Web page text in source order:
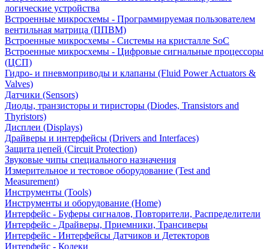
логические устройства
Встроенные микросхемы - Программируемая пользователем
вентильная матрица (ППВМ)
Встроенные микросхемы - Системы на кристалле SoC
Встроенные микросхемы - Цифровые сигнальные процессоры
(ЦСП)
Гидро- и пневмоприводы и клапаны (Fluid Power Actuators &
Valves)
Датчики (Sensors)
Диоды, транзисторы и тиристоры (Diodes, Transistors and
Thyristors)
Дисплеи (Displays)
Драйверы и интерфейсы (Drivers and Interfaces)
Защита цепей (Circuit Protection)
Звуковые чипы специального назначения
Измерительное и тестовое оборудование (Test and
Measurement)
Инструменты (Tools)
Инструменты и оборудование (Home)
Интерфейс - Буферы сигналов, Повторители, Распределители
Интерфейс - Драйверы, Приемники, Трансиверы
Интерфейс - Интерфейсы Датчиков и Детекторов
Интерфейс - Кодеки